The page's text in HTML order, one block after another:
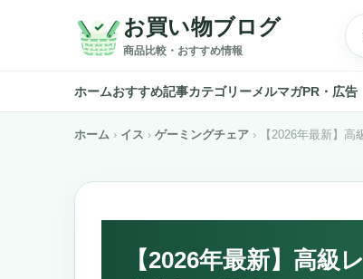
お買い物ブログ
商品比較・おすすめ情報
ホームおすすめ記事カテゴリーメルマガPR・広告
ホーム イス ゲーミングチェア 【2026年最新】
【2026年最新】高級